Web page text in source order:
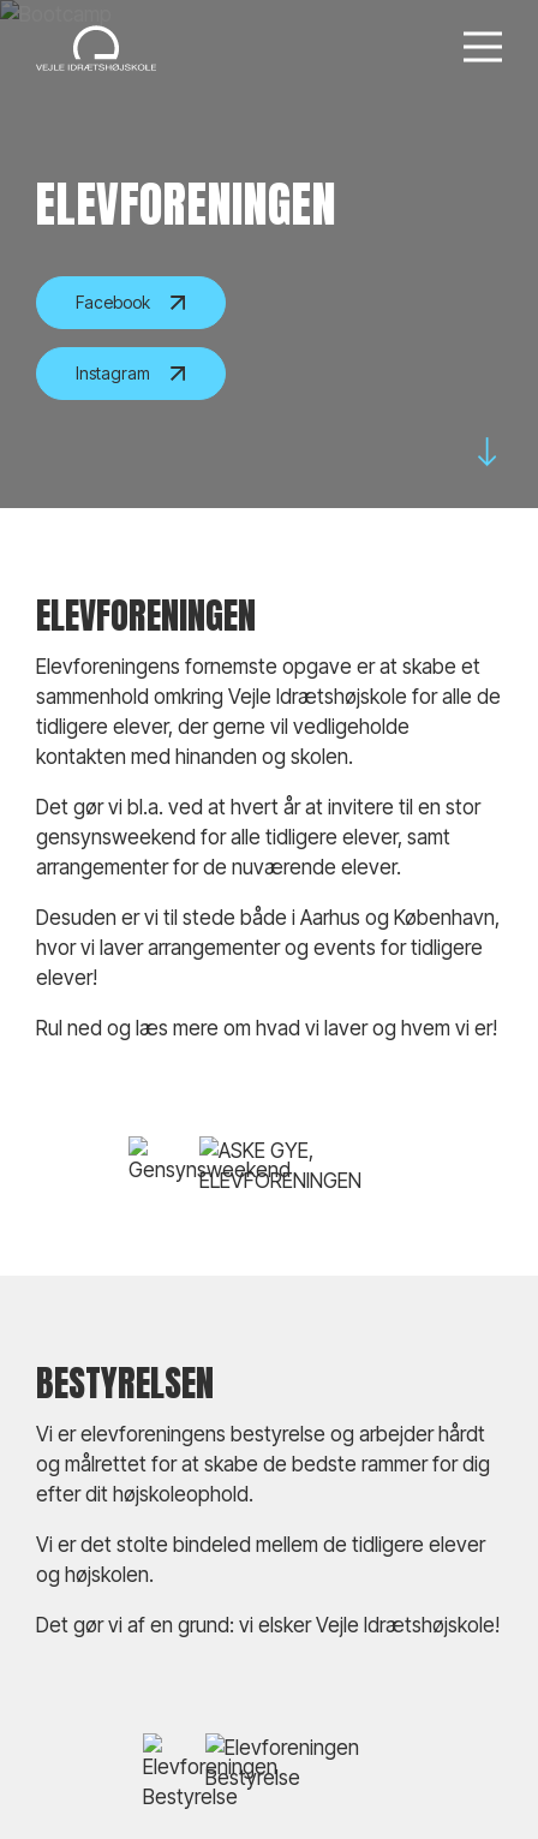
ELEVFORENINGEN
Facebook
Instagram
ELEVFORENINGEN
Elevforeningens fornemste opgave er at skabe et
sammenhold omkring Vejle Idrætshøjskole for alle de
tidligere elever, der gerne vil vedligeholde
kontakten med hinanden og skolen.
Det gør vi bl.a. ved at hvert år at invitere til en stor
gensynsweekend for alle tidligere elever, samt
arrangementer for de nuværende elever.
Desuden er vi til stede både i Aarhus og København,
hvor vi laver arrangementer og events for tidligere
elever!
Rul ned og læs mere om hvad vi laver og hvem vi er!
BESTYRELSEN
Vi er elevforeningens bestyrelse og arbejder hårdt
og målrettet for at skabe de bedste rammer for dig
efter dit højskoleophold.
Vi er det stolte bindeled mellem de tidligere elever
og højskolen.
Det gør vi af en grund: vi elsker Vejle Idrætshøjskole!